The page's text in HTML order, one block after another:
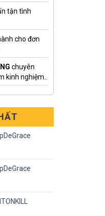
tận tình
cho đơn
chuyên
kinh nghiệm..